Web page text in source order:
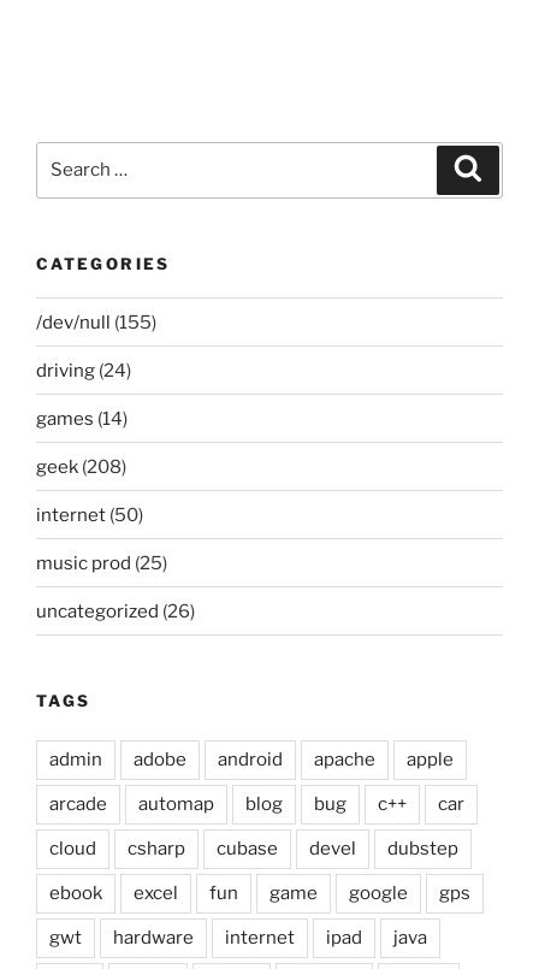
CATEGORIES
/dev/null (155)
driving (24)
games (14)
geek (208)
internet (50)
music prod (25)
uncategorized (26)
TAGS
admin adobe android apache apple
arcade automap blog bug c++ car
cloud csharp cubase devel dubstep
ebook excel fun game google gps
gwt hardware internet ipad java